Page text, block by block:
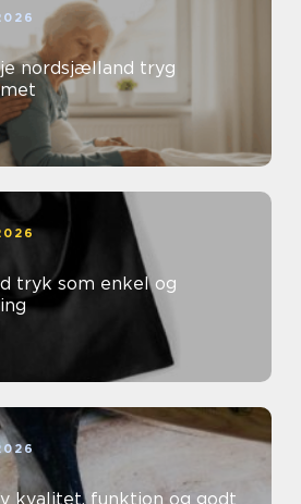
tryg
tryk som enkel og